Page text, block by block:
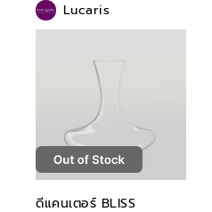
Lucaris
ดีแคนเตอร์ BLISS